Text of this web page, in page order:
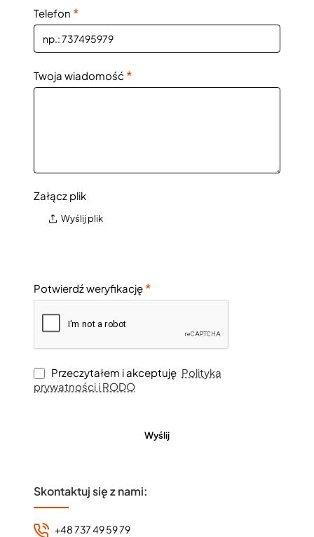
Telefon
Twoja wiadomość
Załącz plik
Wyślij plik
Potwierdź weryfikację
Przeczytałem i akceptuję Polityka
prywatności i RODO
Wyślij
Skontaktuj się z nami:
+48 737 49 59 79